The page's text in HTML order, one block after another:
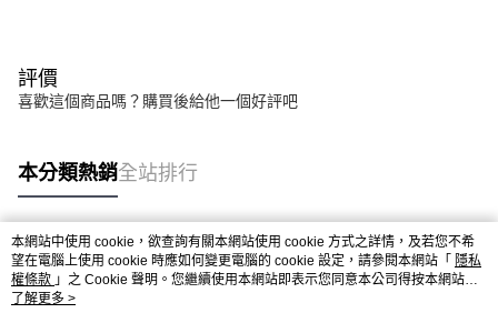
評價
喜歡這個商品嗎？購買後給他一個好評吧
本分類熱銷全站排行
熱門標籤
本網站中使用 cookie，欲查詢有關本網站使用 cookie 方式之詳情，及若您不希
望在電腦上使用 cookie 時應如何變更電腦的 cookie 設定，請參閱本網站「 隱私
權條款 」之 Cookie 聲明。您繼續使用本網站即表示您同意本公司得按本網站使
用條款之 Cookie 聲明使用 cookie。
了解更多 >